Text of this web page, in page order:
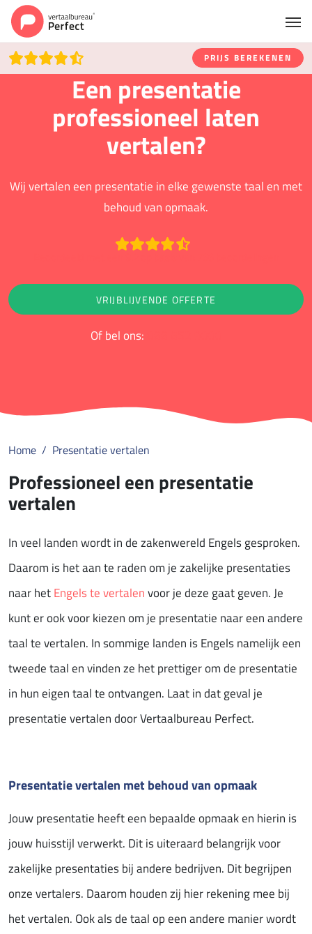
PRIJS BEREKENEN
Een presentatie
professioneel laten
vertalen?
Wij vertalen een presentatie in elke gewenste taal en met
behoud van opmaak.
VRIJBLIJVENDE OFFERTE
Of bel ons:
Home Presentatie vertalen
Professioneel een presentatie
vertalen
In veel landen wordt in de zakenwereld Engels gesproken.
Daarom is het aan te raden om je zakelijke presentaties
naar hetEngels te vertalenvoor je deze gaat geven. Je
kunt er ook voor kiezen om je presentatie naar een andere
taal te vertalen. In sommige landen is Engels namelijk een
tweede taal en vinden ze het prettiger om de presentatie
in hun eigen taal te ontvangen. Laat in dat geval je
presentatie vertalen door Vertaalbureau Perfect.
Presentatie vertalen met behoud van opmaak
Jouw presentatie heeft een bepaalde opmaak en hierin is
jouw huisstijl verwerkt. Dit is uiteraard belangrijk voor
zakelijke presentaties bij andere bedrijven. Dit begrijpen
onze vertalers. Daarom houden zij hier rekening mee bij
het vertalen. Ook als de taal op een andere manier wordt